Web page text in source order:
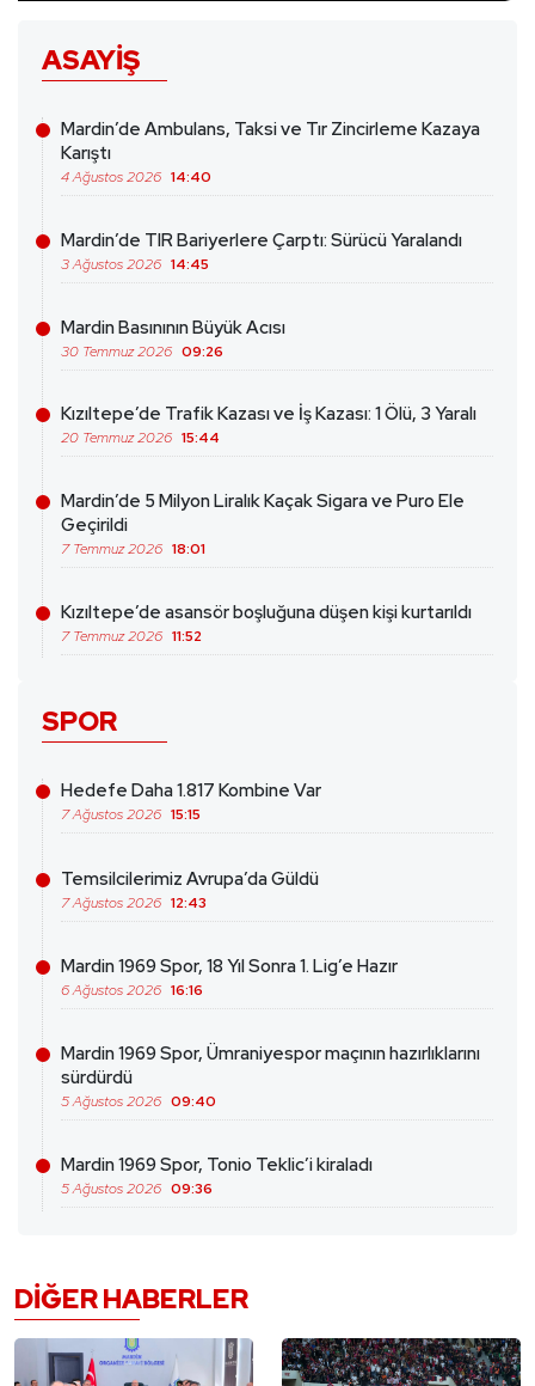
ASAYIŞ
Mardin’de Ambulans, Taksi ve Tır Zincirleme Kazaya
Karıştı
4 Ağustos 2026 14:40
Mardin’de TIR Bariyerlere Çarptı: Sürücü Yaralandı
3 Ağustos 2026 14:45
Mardin Basınının Büyük Acısı
30 Temmuz 2026 09:26
Kızıltepe’de Trafik Kazası ve İş Kazası: 1 Ölü, 3 Yaralı
20 Temmuz 2026 15:44
Mardin’de 5 Milyon Liralık Kaçak Sigara ve Puro Ele
Geçirildi
7 Temmuz 2026 18:01
Kızıltepe’de asansör boşluğuna düşen kişi kurtarıldı
7 Temmuz 2026 11:52
SPOR
Hedefe Daha 1.817 Kombine Var
7 Ağustos 2026 15:15
Temsilcilerimiz Avrupa’da Güldü
7 Ağustos 2026 12:43
Mardin 1969 Spor, 18 Yıl Sonra 1. Lig’e Hazır
6 Ağustos 2026 16:16
Mardin 1969 Spor, Ümraniyespor maçının hazırlıklarını
sürdürdü
5 Ağustos 2026 09:40
Mardin 1969 Spor, Tonio Teklic’i kiraladı
5 Ağustos 2026 09:36
DIĞER HABERLER